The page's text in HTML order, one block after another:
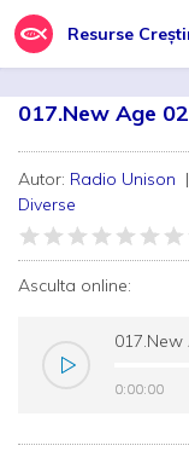
Resurse
017.New Age 02
Autor: Radio Unison
Diverse
Asculta online:
017.New
0:00:00
0:00:00